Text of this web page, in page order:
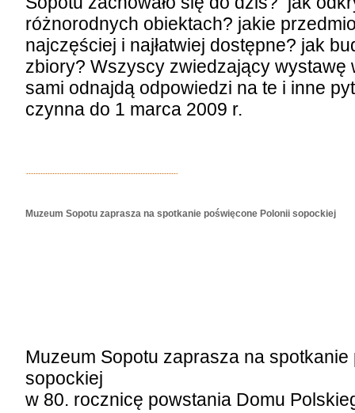
różnorodnych obiektach? jakie
najczęściej i najłatwiej dostępne? jak
zbiory? Wszyscy zwiedzający wystawę
sami odnajdą odpowiedzi na te i inne
czynna do 1 marca 2009 r.
Muzeum Sopotu zaprasza na spotkanie poświęcone Polonii sopockiej
Muzeum Sopotu zaprasza na
sopockiej
w 80. rocznicę powstania Domu